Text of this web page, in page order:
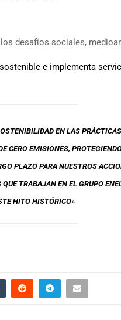
desafíos sociales,
e implementa
EN LAS
CERO EMISIONES,
PLAZO PARA NUESTROS
TRABAJAN EN EL GRUPO
HITO HISTÓRICO»